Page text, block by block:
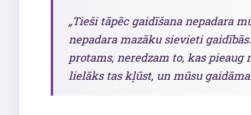
„Tieši tāpēc gaidīšana nepadara
nepadara mazāku sievieti
protams, neredzam to, kas pieaug
lielāks tas kļūst, un mūsu